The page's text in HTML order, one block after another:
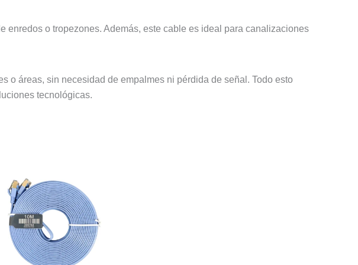
o tropezones. Además, este cable es ideal para canalizaciones
o áreas, sin necesidad de empalmes ni pérdida de señal. Todo esto
tecnológicas.